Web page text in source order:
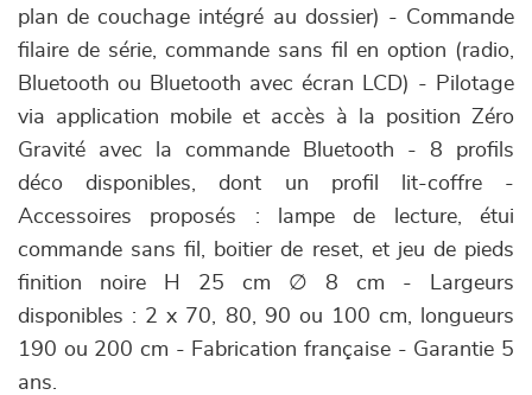
plan de couchage intégré au dossier) - Commande
filaire de série, commande sans fil en option (radio,
Bluetooth ou Bluetooth avec écran LCD) - Pilotage
via application mobile et accès à la position Zéro
Gravité avec la commande Bluetooth - 8 profils
déco disponibles, dont un profil lit-coffre -
Accessoires proposés : lampe de lecture, étui
commande sans fil, boitier de reset, et jeu de pieds
finition noire H 25 cm ∅ 8 cm - Largeurs
disponibles : 2 x 70, 80, 90 ou 100 cm, longueurs
190 ou 200 cm - Fabrication française - Garantie 5
ans.